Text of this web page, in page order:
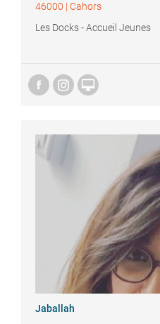
46000 | Cahors
Les Docks - Accueil Jeunes

Jaballah